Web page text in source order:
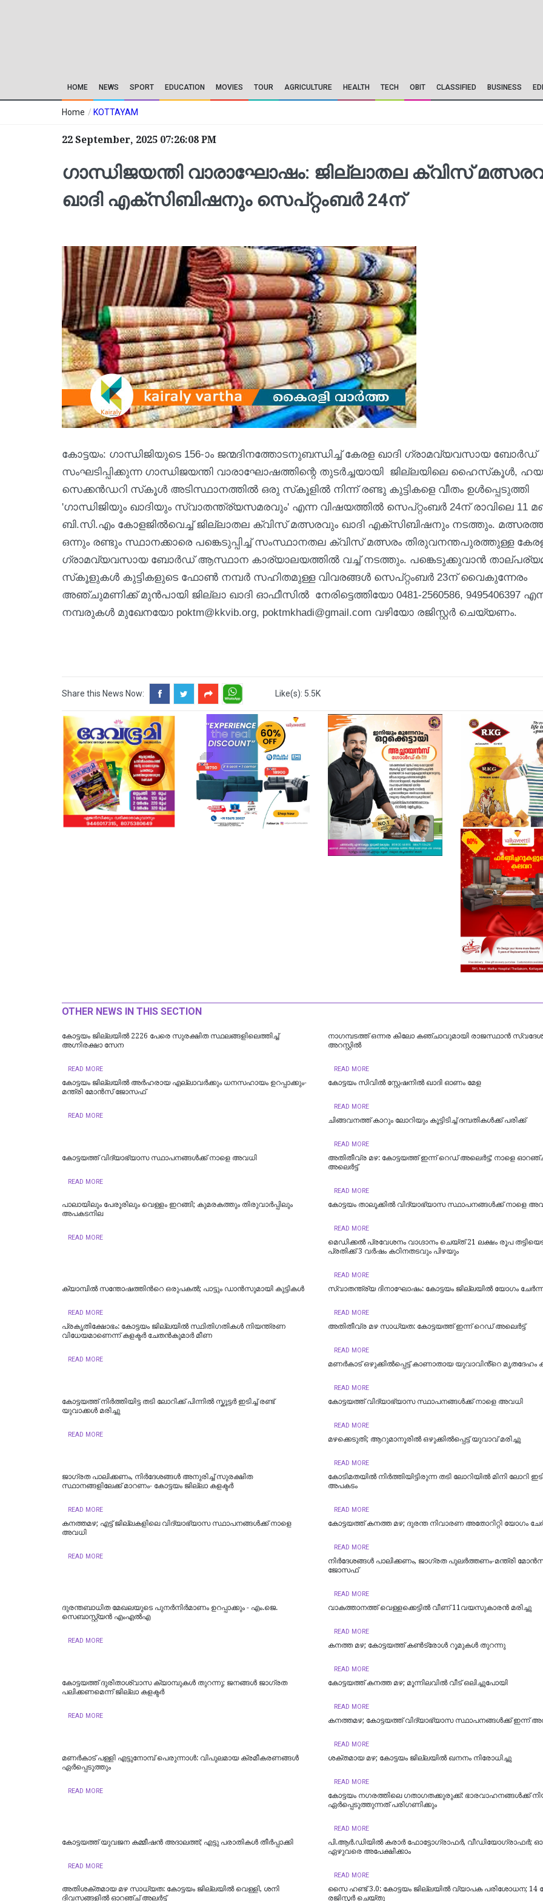
HOME NEWS SPORT EDUCATION MOVIES TOUR AGRICULTURE HEALTH TECH OBIT CLASSIFIED BUSINESS
Home / KOTTAYAM
22 September, 2025 07:26:08 PM
ഗാന്ധിജയന്തി വാരാഘോഷം: ജില്ലാതല ക്വിസ്
ഖാദി എക്സിബിഷനും സെപ്റ്റംബര്‍ 24ന്
കോട്ടയം: ഗാന്ധിജിയുടെ 156-ാം ജന്മദിനത്തോടനുബന്ധിച്ച് കേരള ഖാദി ഗ്രാമവ്യവസായ ബോര്‍ഡ്
സംഘടിപ്പിക്കുന്ന ഗാന്ധിജയന്തി വാരാഘോഷത്തിന്റെ തുടര്‍ച്ചയായി ജില്ലയിലെ ഹൈസ്‌കൂള്‍,
സെക്കന്‍ഡറി സ്‌കൂള്‍ അടിസ്ഥാനത്തില്‍ ഒരു സ്‌കൂളില്‍ നിന്ന് രണ്ടു കുട്ടികളെ വീതം ഉള്‍പ്പെടുത്തി
'ഗാന്ധിജിയും ഖാദിയും സ്വാതന്ത്ര്യസമരവും' എന്ന വിഷയത്തില്‍ സെപ്റ്റംബര്‍ 24ന് രാവിലെ 11
ബി.സി.എം കോളജില്‍വെച്ച് ജില്ലാതല ക്വിസ് മത്സരവും ഖാദി എക്സിബിഷനും നടത്തും.
ഒന്നും രണ്ടും സ്ഥാനക്കാരെ പങ്കെടുപ്പിച്ച് സംസ്ഥാനതല ക്വിസ് മത്സരം തിരുവനന്തപുരത്തുള്ള കേരള
ഗ്രാമവ്യവസായ ബോര്‍ഡ് ആസ്ഥാന കാര്യാലയത്തില്‍ വച്ച് നടത്തും. പങ്കെടുക്കുവാന്‍
സ്‌കൂളുകള്‍ കുട്ടികളുടെ ഫോണ്‍ നമ്പര്‍ സഹിതമുള്ള വിവരങ്ങള്‍ സെപ്റ്റംബര്‍ 23ന് വൈകുന്നേരം
അഞ്ചുമണിക്ക് മുന്‍പായി ജില്ലാ ഖാദി ഓഫീസില്‍ നേരിട്ടെത്തിയോ 0481-2560586, 9495406397
നമ്പരുകള്‍ മുഖേനയോ poktm@kkvib.org, poktmkhadi@gmail.com വഴിയോ രജിസ്റ്റര്‍ ചെയ്യണം.
Share this News Now: Like(s): 5.5K
OTHER NEWS IN THIS SECTION
​കോട്ടയം ജില്ലയില്‍ 2226 പേരെ സുരക്ഷിത സ്ഥലങ്ങളിലെത്തിച്ച്
അഗ്നിരക്ഷാ സേന
READ MORE
നാഗമ്പടത്ത് ഒന്നര കിലോ കഞ്ചാവുമായി രാജസ്ഥാന്‍
അറസ്റ്റില്‍
READ MORE
കോട്ടയം ജില്ലയില്‍ അര്‍ഹരായ എല്ലാവര്‍ക്കും ധനസഹായം ഉറപ്പാക്കും-
മന്ത്രി മോന്‍സ് ജോസഫ്
READ MORE
കോട്ടയം സിവിൽ സ്റ്റേഷനിൽ ഖാദി ഓണം മേള
READ MORE
ചിങ്ങവനത്ത് കാറും ലോറിയും കൂട്ടിടിച്ച് ദമ്പതികള്‍ക്ക് പരിക്ക്
READ MORE
കോട്ടയത്ത് വിദ്യാഭ്യാസ സ്ഥാപനങ്ങൾക്ക് നാളെ അവധി
READ MORE
അതിതീവ്ര മഴ: കോട്ടയത്ത് ഇന്ന് റെഡ് അലെർട്ട്; നാളെ
അലെര്‍ട്ട്
READ MORE
പാലായിലും പേരൂരിലും വെള്ളം ഇറങ്ങി; കുമരകത്തും തിരുവാര്‍പ്പിലും
അപകടനില
READ MORE
കോട്ടയം താലൂക്കില്‍ വിദ്യാഭ്യാസ സ്ഥാപനങ്ങള്‍ക്ക് നാളെ
READ MORE
മെഡിക്കൽ പ്രവേശനം വാഗ്ദാനം ചെയ്ത് 21 ലക്ഷം രൂപ
പ്രതിക്ക് 3 വർഷം കഠിനതടവും പിഴയും
READ MORE
ക്യാമ്പിൽ സന്തോഷത്തിന്‍റെ ഒരുപകൽ; പാട്ടും ഡാൻസുമായി കുട്ടികൾ
READ MORE
സ്വാതന്ത്ര്യ ദിനാഘോഷം: കോട്ടയം ജില്ലയില്‍ യോഗം
READ MORE
പ്രകൃതിക്ഷോഭം: കോട്ടയം ജില്ലയിൽ സ്ഥിതിഗതികൾ നിയന്ത്രണ
വിധേയമാണെന്ന് കളക്ടർ ചേതൻകുമാർ മീണ
READ MORE
അതിതീവ്ര മഴ സാധ്യത: കോട്ടയത്ത് ഇന്ന് റെഡ് അലെർട്ട്
READ MORE
മണർകാട് ഒഴുക്കിൽപ്പെട്ട് കാണാതായ യുവാവിൻ്റെ മൃതദേഹം
READ MORE
കോട്ടയത്ത് നിർത്തിയിട്ട തടി ലോറിക്ക് പിന്നിൽ സ്കൂട്ടർ ഇടിച്ച് രണ്ട്
യുവാക്കൾ മരിച്ചു
READ MORE
കോട്ടയത്ത് വിദ്യാഭ്യാസ സ്ഥാപനങ്ങൾക്ക് നാളെ അവധി
READ MORE
മഴക്കെടുതി; ആറുമാനൂരിൽ ഒഴുക്കില്‍പ്പെട്ട് യുവാവ് മരിച്ചു
READ MORE
ജാഗ്രത പാലിക്കണം, നിര്‍ദേശങ്ങള്‍ അനുരിച്ച് സുരക്ഷിത
സ്ഥാനങ്ങളിലേക്ക് മാറണം- കോട്ടയം ജില്ലാ കളക്ടര്‍
READ MORE
കോടിമതയിൽ നിർത്തിയിട്ടിരുന്ന തടി ലോറിയിൽ മിനി ലോറി
അപകടം
READ MORE
കനത്തമഴ; എട്ട് ജില്ലകളിലെ വിദ്യാഭ്യാസ സ്ഥാപനങ്ങൾക്ക് നാളെ
അവധി
READ MORE
കോട്ടയത്ത് കനത്ത മഴ; ദുരന്ത നിവാരണ അതോറിറ്റി യോഗം
READ MORE
നിർദേശങ്ങൾ പാലിക്കണം, ജാഗ്രത പുലർത്തണം-മന്ത്രി
ജോസഫ്
READ MORE
ദുരന്തബാധിത മേഖലയുടെ പുനർനിർമാണം ഉറപ്പാക്കും - എം.ജെ.
സെബാസ്റ്റ്യൻ എംഎൽഎ
READ MORE
വാകത്താനത്ത് വെള്ളക്കെട്ടില്‍ വീണ് 11വയസുകാരന്‍ മരിച്ചു
READ MORE
കനത്ത മഴ; കോട്ടയത്ത് കണ്‍ട്രോള്‍ റൂമുകള്‍ തുറന്നു
READ MORE
കോട്ടയത്ത് ദുരിതാശ്വാസ ക്യാമ്പുകള്‍ തുറന്നു; ജനങ്ങള്‍ ജാഗ്രത
പലിക്കണമെന്ന് ജില്ലാ കളക്ടര്‍
READ MORE
കോട്ടയത്ത് കനത്ത മഴ; മൂന്നിലവിൽ വീട് ഒലിച്ചുപോയി
READ MORE
കനത്തമഴ; കോട്ടയത്ത് വിദ്യാഭ്യാസ സ്ഥാപനങ്ങള്‍ക്ക് ഇന്ന്
READ MORE
മണർകാട് പള്ളി എട്ടുനോമ്പ് പെരുന്നാൾ: വിപുലമായ ക്രമീകരണങ്ങൾ
ഏർപ്പെടുത്തും
READ MORE
ശക്തമായ മഴ; കോട്ടയം ജില്ലയില്‍ ഖനനം നിരോധിച്ചു
READ MORE
കോട്ടയം നഗരത്തിലെ ഗതാഗതക്കുരുക്ക്: ഭാരവാഹനങ്ങൾക്ക്
ഏർപ്പെടുത്തുന്നത് പരിഗണിക്കും
READ MORE
കോട്ടയത്ത് യുവജന കമ്മീഷൻ അദാലത്ത്; എട്ടു പരാതികൾ തീർപ്പാക്കി
READ MORE
പി.ആർ.ഡിയിൽ കരാർ ഫോട്ടോഗ്രാഫർ, വീഡിയോഗ്രാഫർ;
ഏഴുവരെ അപേക്ഷിക്കാം
READ MORE
അതിശക്തമായ മഴ സാധ്യത: കോട്ടയം ജില്ലയിൽ വെള്ളി, ശനി
ദിവസങ്ങളിൽ ഓറഞ്ച് അലർട്ട്
സൈ ഹണ്ട് 3.0: കോട്ടയം ജില്ലയിൽ വ്യാപക പരിശോധന;
രജിസ്റ്റർ ചെയ്തു